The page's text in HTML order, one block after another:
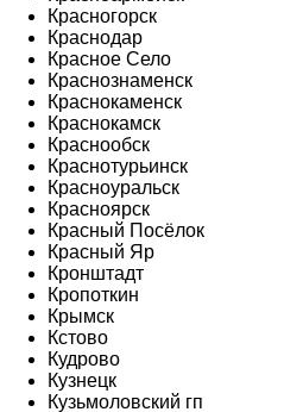
Красногорск
Краснодар
Красное Село
Краснознаменск
Краснокаменск
Краснокамск
Краснообск
Краснотурьинск
Красноуральск
Красноярск
Красный Посёлок
Красный Яр
Кронштадт
Кропоткин
Крымск
Кстово
Кудрово
Кузнецк
Кузьмоловский гп